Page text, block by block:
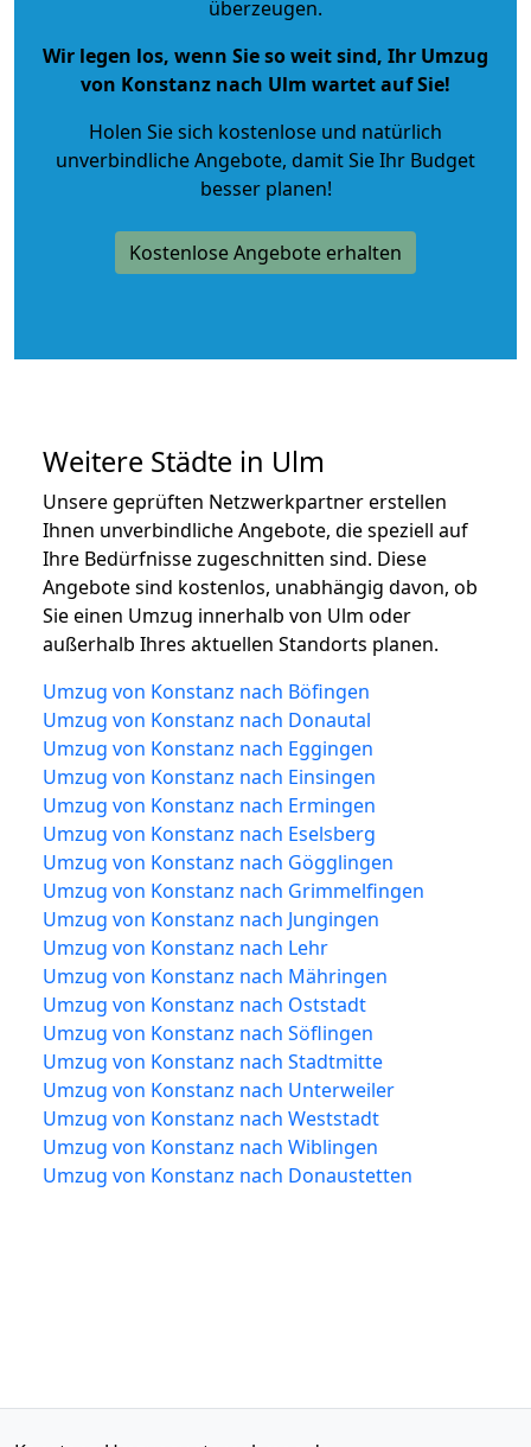
überzeugen.
Wir legen los, wenn Sie so weit sind, Ihr Umzug
von Konstanz nach Ulm wartet auf Sie!
Holen Sie sich kostenlose und natürlich
unverbindliche Angebote, damit Sie Ihr Budget
besser planen!
Kostenlose Angebote erhalten
Weitere Städte in Ulm
Unsere geprüften Netzwerkpartner erstellen
Ihnen unverbindliche Angebote, die speziell auf
Ihre Bedürfnisse zugeschnitten sind. Diese
Angebote sind kostenlos, unabhängig davon, ob
Sie einen Umzug innerhalb von Ulm oder
außerhalb Ihres aktuellen Standorts planen.
Umzug von Konstanz nach Böfingen
Umzug von Konstanz nach Donautal
Umzug von Konstanz nach Eggingen
Umzug von Konstanz nach Einsingen
Umzug von Konstanz nach Ermingen
Umzug von Konstanz nach Eselsberg
Umzug von Konstanz nach Gögglingen
Umzug von Konstanz nach Grimmelfingen
Umzug von Konstanz nach Jungingen
Umzug von Konstanz nach Lehr
Umzug von Konstanz nach Mähringen
Umzug von Konstanz nach Oststadt
Umzug von Konstanz nach Söflingen
Umzug von Konstanz nach Stadtmitte
Umzug von Konstanz nach Unterweiler
Umzug von Konstanz nach Weststadt
Umzug von Konstanz nach Wiblingen
Umzug von Konstanz nach Donaustetten